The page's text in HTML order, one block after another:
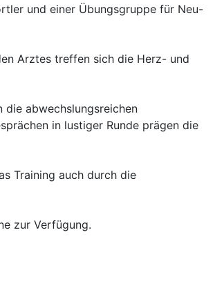
und einer Übungsgruppe für Neu-
Arztes treffen sich die Herz- und
die abwechslungsreichen
in lustiger Runde prägen die
Training auch durch die
zur Verfügung.